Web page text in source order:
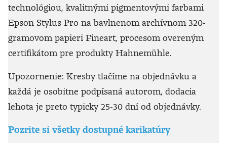
technológiou, kvalitnými pigmentovými farbami
Epson Stylus Pro na bavlnenom archívnom 320-
gramovom papieri Fineart, procesom overeným
certifikátom pre produkty Hahnemühle.
Upozornenie: Kresby tlačíme na objednávku a
každá je osobitne podpísaná autorom, dodacia
lehota je preto typicky 25-30 dní od objednávky.
Pozrite si všetky dostupné karikatúry